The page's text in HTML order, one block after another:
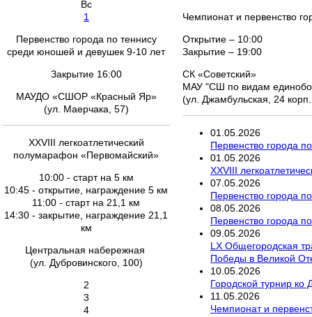
Вс
1
Первенство города по теннису
среди юношей и девушек 9-10 лет
Закрытие 16:00
МАУДО «СШОР «Красный Яр»
(ул. Маерчака, 57)
XXVIII легкоатлетический
полумарафон «Первомайский»
10:00 - старт на 5 км
10:45 - открытие, награждение 5 км
11:00 - старт на 21,1 км
14:30 - закрытие, награждение 21,1
км
Центральная набережная
(ул. Дубровинского, 100)
2
3
4
Чемпионат и первенство
Открытие – 10:00
Закрытие – 19:00
СК «Советский»
МАУ "СШ по видам
(ул. Джамбульская, 24
01 05 2026
Первенство города
01 05 2026
XXVIII
07 05 2026
Первенство города
08 05 2026
Первенство города
09 05 2026
LX Общегородская
Победы в Великой
10 05 2026
Городской турнир
11 05 2026
Чемпионат и